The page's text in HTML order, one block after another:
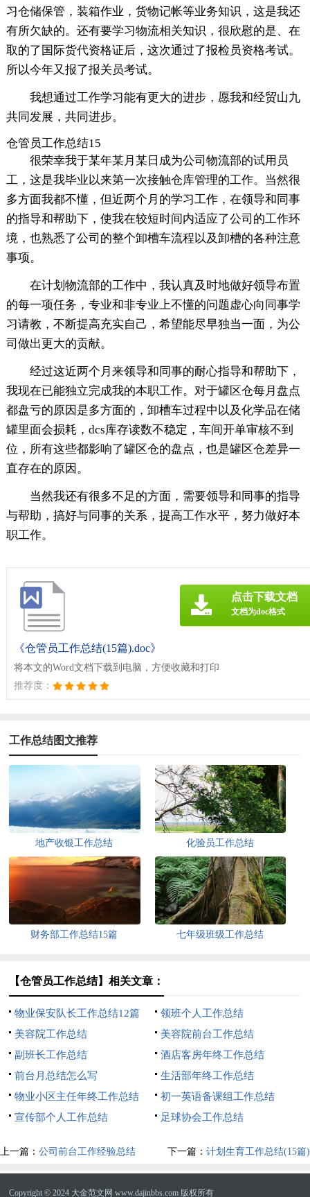
习仓储保管，装箱作业，货物记帐等业务知识，这是我还
有所欠缺的。还有要学习物流相关知识，很欣慰的是、在
取的了国际货代资格证后，这次通过了报检员资格考试。
所以今年又报了报关员考试。
我想通过工作学习能有更大的进步，愿我和经贸山九
共同发展，共同进步。
仓管员工作总结15
很荣幸我于某年某月某日成为公司物流部的试用员
工，这是我毕业以来第一次接触仓库管理的工作。当然很
多方面我都不懂，但近两个月的学习工作，在领导和同事
的指导和帮助下，使我在较短时间内适应了公司的工作环
境，也熟悉了公司的整个卸槽车流程以及卸槽的各种注意
事项。
在计划物流部的工作中，我认真及时地做好领导布置
的每一项任务，专业和非专业上不懂的问题虚心向同事学
习请教，不断提高充实自己，希望能尽早独当一面，为公
司做出更大的贡献。
经过这近两个月来领导和同事的耐心指导和帮助下，
我现在已能独立完成我的本职工作。对于罐区仓每月盘点
都盘亏的原因是多方面的，卸槽车过程中以及化学品在储
罐里面会损耗，dcs库存读数不稳定，车间开单审核不到
位，所有这些都影响了罐区仓的盘点，也是罐区仓差异一
直存在的原因。
当然我还有很多不足的方面，需要领导和同事的指导
与帮助，搞好与同事的关系，提高工作水平，努力做好本
职工作。
《仓管员工作总结(15篇).doc》
将本文的Word文档下载到电脑，方便收藏和打印
推荐度：
点击下载文档
文档为doc格式
工作总结图文推荐
地产收银工作总结 化验员工作总结
财务部工作总结15篇 七年级班级工作总结
【仓管员工作总结】相关文章：
物业保安队长工作总结12篇
领班个人工作总结
美容院工作总结
美容院前台工作总结
副班长工作总结
酒店客房年终工作总结
前台月总结怎么写
生活部年终工作总结
物业小区主任年终工作总结
初一英语备课组工作总结
宣传部个人工作总结
足球协会工作总结
上一篇： 公司前台工作经验总结 下一篇： 计划生育工作总结(15篇)
Copyright © 2024 大金范文网 www.dajinbbs.com 版权所有